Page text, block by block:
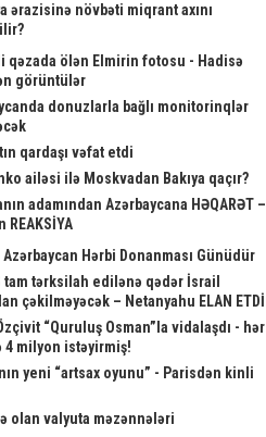
ərazisinə növbəti miqrant axını
qəzada ölən Elmirin fotosu - Hadisə
görüntülər
donuzlarla bağlı monitorinqlər
qardaşı vəfat etdi
ailəsi ilə Moskvadan Bakıya qaçır?
adamından Azərbaycana HƏQARƏT –
REAKSİYA
Azərbaycan Hərbi Donanması Günüdür
tam tərksilah edilənə qədər İsrail
çəkilməyəcək – Netanyahu ELAN ETDİ
“Quruluş Osman”la vidalaşdı - hər
4 milyon istəyirmiş!
yeni “artsax oyunu” - Parisdən kinli
olan valyuta məzənnələri